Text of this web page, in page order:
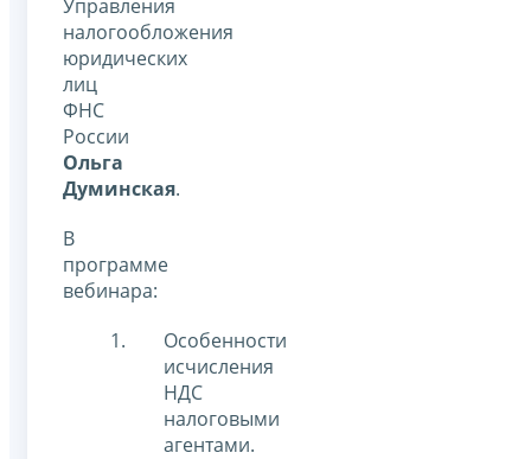
Управления
налогообложения
юридических
лиц
ФНС
России
Ольга
Думинская.
В
программе
вебинара:
Особенности
исчисления
НДС
налоговыми
агентами.